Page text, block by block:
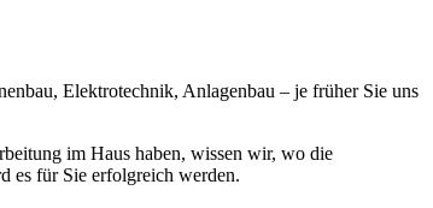
Elektrotechnik, Anlagenbau – je früher Sie uns
im Haus haben, wissen wir, wo die
es für Sie erfolgreich werden.